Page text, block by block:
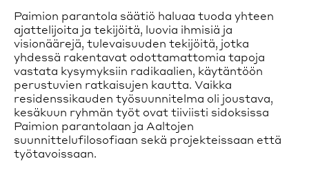
Paimion parantola säätiö haluaa tuoda yhteen
ajattelijoita ja tekijöitä, luovia ihmisiä ja
visionäärejä, tulevaisuuden tekijöitä, jotka
yhdessä rakentavat odottamattomia tapoja
vastata kysymyksiin radikaalien, käytäntöön
perustuvien ratkaisujen kautta. Vaikka
residenssikauden työsuunnitelma oli joustava,
kesäkuun ryhmän työt ovat tiiviisti sidoksissa
Paimion parantolaan ja Aaltojen
suunnittelufilosofiaan sekä projekteissaan että
työtavoissaan.